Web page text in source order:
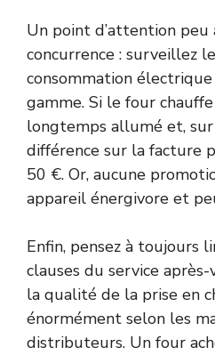
Un point d’attention peu
concurrence : surveillez
consommation
gamme. Si le four
longtemps allumé et, sur
différence sur la facture
50 €. Or, aucune
appareil énergivore et
Enfin, pensez à toujours
clauses du service
la qualité de la prise en
énormément selon les
distributeurs. Un four